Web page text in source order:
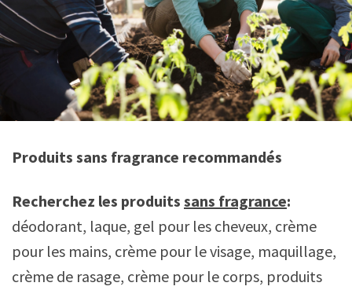
Produits sans fragrance recommandés
Recherchez les produits sans fragrance:
déodorant, laque, gel pour les cheveux, crème
pour les mains, crème pour le visage, maquillage,
crème de rasage, crème pour le corps, produits